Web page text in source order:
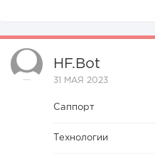
HF.bot
31 МАЯ 2023
Саппорт
Технологии